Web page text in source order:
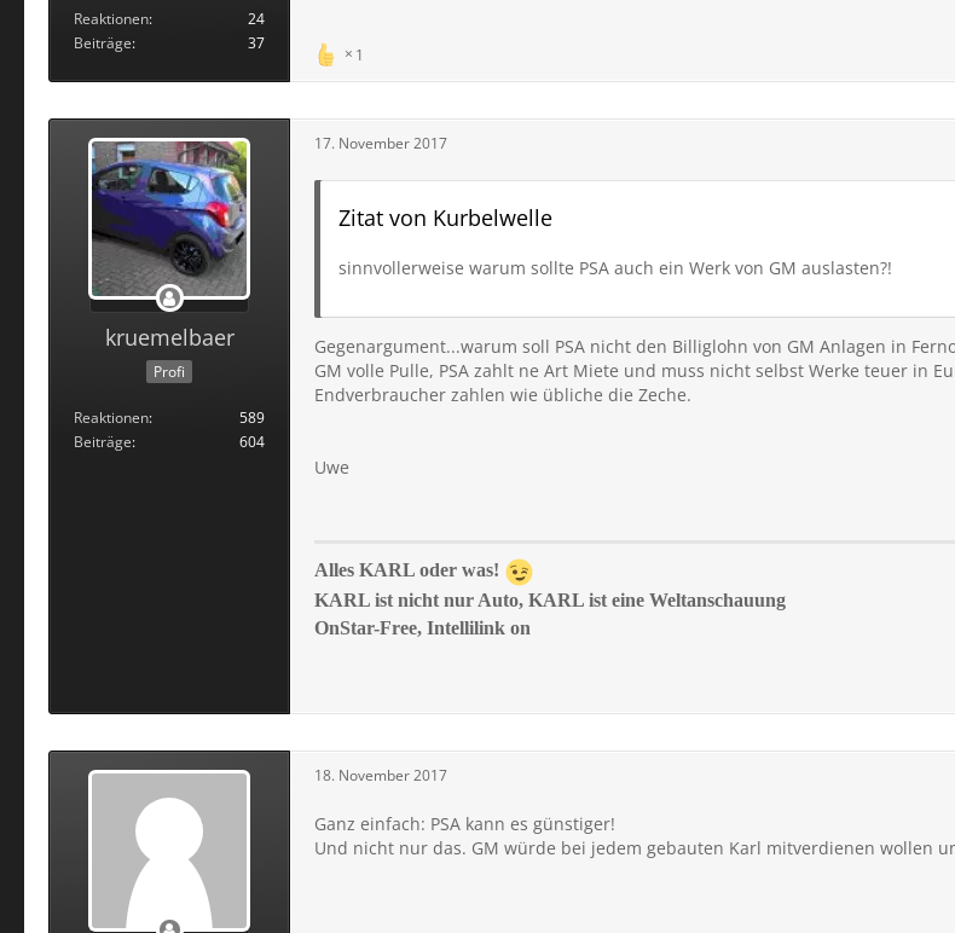
Reaktionen
24
Beiträge
37
1
kruemelbaer
Profi
Reaktionen
589
Beiträge
604
17. November 2017
Zitat von Kurbelwelle
sinnvollerweise warum sollte PSA auch ein Werk von GM auslasten?!
Gegenargument...warum soll PSA nicht den Billiglohn von GM Anlagen in
GM volle Pulle, PSA zahlt ne Art Miete und muss nicht selbst Werke teuer in
Endverbraucher zahlen wie übliche die Zeche.
Uwe
Alles KARL oder was!
KARL ist nicht nur Auto, KARL ist eine Weltanschauung
OnStar-Free, Intellilink on
18. November 2017
Ganz einfach: PSA kann es günstiger!
Und nicht nur das. GM würde bei jedem gebauten Karl mitverdienen wollen